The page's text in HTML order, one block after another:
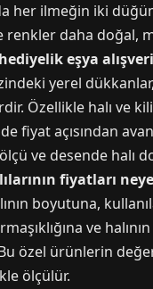
her ilmeğin iki
renkler daha doğal,
eşya
yerel
Özellikle halı ve
fiyat açısından
ve desende halı
fiyatları
boyutuna,
ve
özel ürünlerin
ölçülür.